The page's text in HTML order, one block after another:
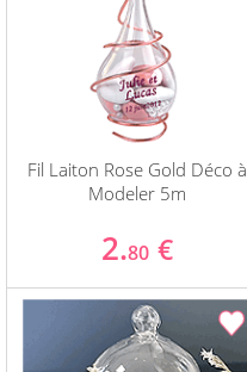
Fil Laiton Rose Gold Déco à
Modeler 5m
2.80 €